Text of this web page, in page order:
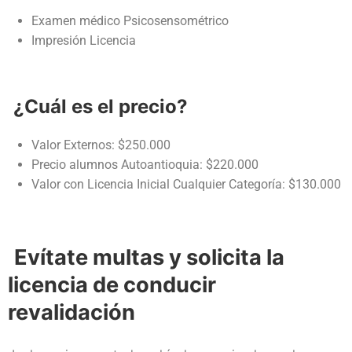
Examen médico Psicosensométrico
Impresión Licencia
¿Cuál es el precio?
Valor Externos: $250.000
Precio alumnos Autoantioquia: $220.000
Valor con Licencia Inicial Cualquier Categoría: $130.000
Evítate multas y solicita la
licencia de conducir
revalidación